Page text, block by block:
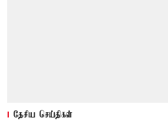
தேசிய செய்திகள்